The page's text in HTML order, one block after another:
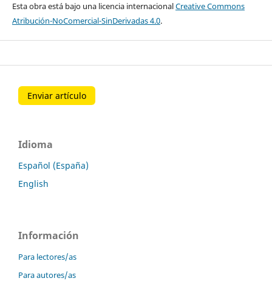
Esta obra está bajo una licencia internacionalCreative Commons
Atribución-NoComercial-SinDerivadas 4.0.
Enviar artículo
Idioma
Español (España)
English
Información
Para lectores/as
Para autores/as